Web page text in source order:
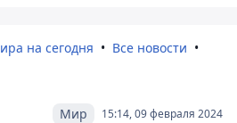
на сегодня
Все новости
15:14, 09 февраля 2024
Мир